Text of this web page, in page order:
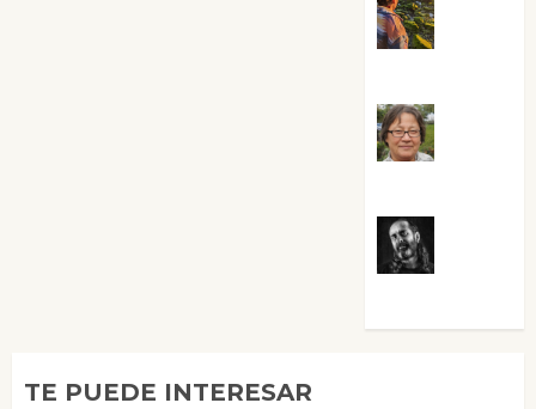
TE PUEDE INTERESAR